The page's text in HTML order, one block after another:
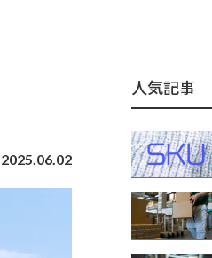
2025.06.02
人気記事